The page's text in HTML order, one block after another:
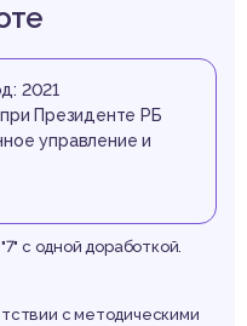
2021
Президенте РБ
управление и
с одной доработкой.
с методическими